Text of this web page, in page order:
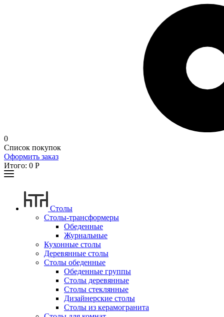
0
Список покупок
Оформить заказ
Итого: 0 Р
Столы
Столы-трансформеры
Обеденные
Журнальные
Кухонные столы
Деревянные столы
Столы обеденные
Обеденные группы
Столы деревянные
Столы стеклянные
Дизайнерские столы
Столы из керамогранита